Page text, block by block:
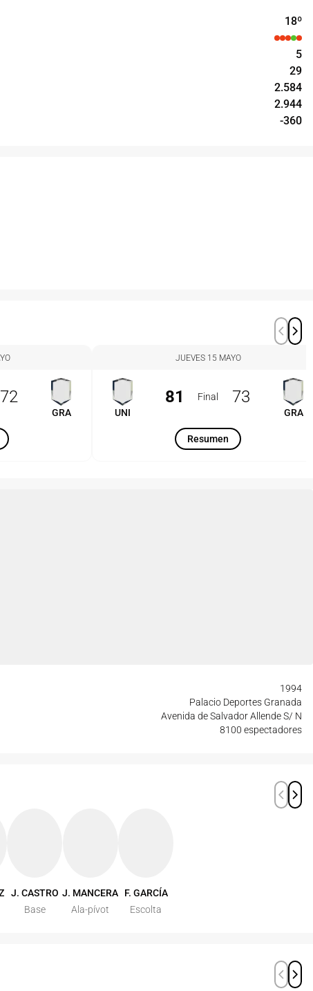
18º
5
29
2.584
2.944
-360
1994
Palacio Deportes Granada
Avenida de Salvador Allende S/ N
8100 espectadores
72
GRA
JUEVES 15 MAYO
UNI
81 Final 73
GRA
Resumen
J. CASTRO
Base
J. MANCERA
Ala-pívot
F. GARCÍA
Escolta